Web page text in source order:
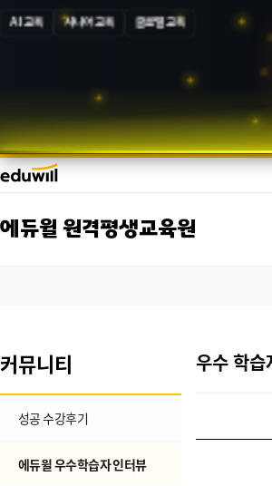
AI 교육 시니어 교육 글로벌 교육
에듀윌 원격평생교육원
커뮤니티
성공 수강후기
에듀윌 우수학습자 인터뷰
우수 학습